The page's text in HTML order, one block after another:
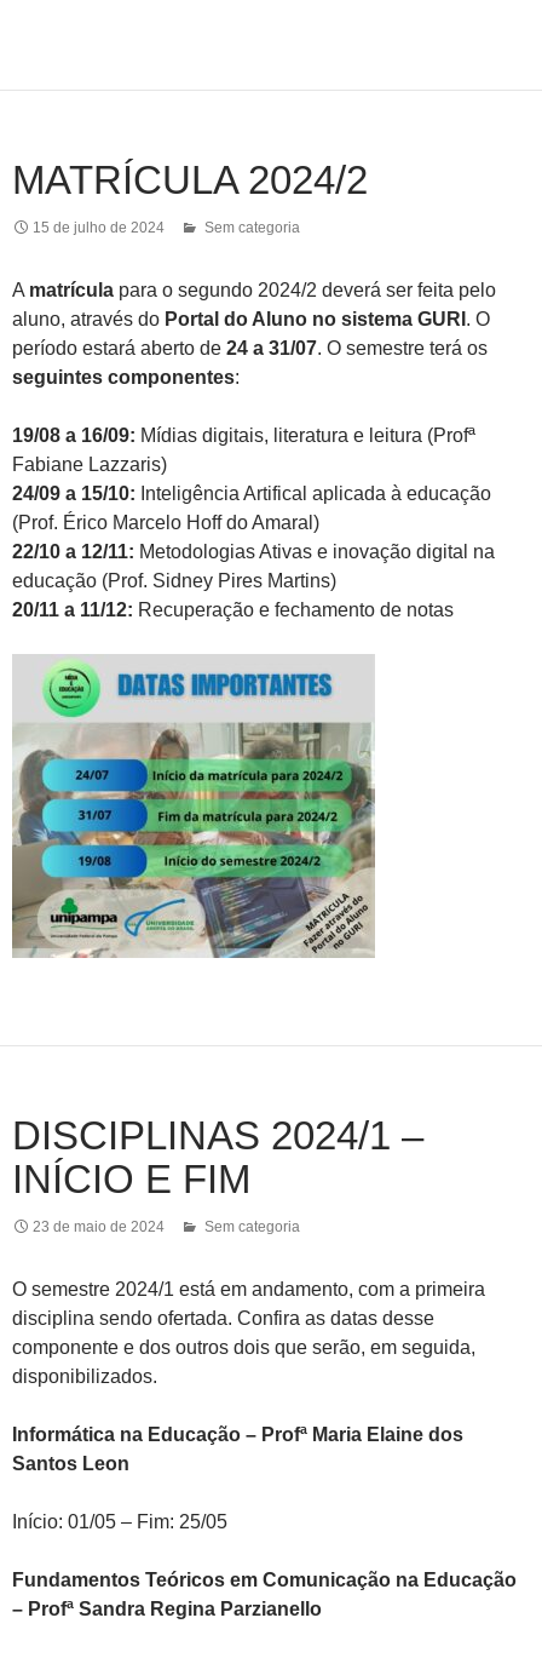
MATRÍCULA 2024/2
15 de julho de 2024 Sem categoria
A matrícula para o segundo 2024/2 deverá ser feita pelo
aluno, através do Portal do Aluno no sistema GURI . O
período estará aberto de 24 a 31/07. O semestre terá os
seguintes componentes:
19/08 a 16/09: Mídias digitais, literatura e leitura (Profª
Fabiane Lazzaris)
24/09 a 15/10: Inteligência Artifical aplicada à educação
(Prof. Érico Marcelo Hoff do Amaral)
22/10 a 12/11: Metodologias Ativas e inovação digital na
educação (Prof. Sidney Pires Martins)
20/11 a 11/12: Recuperação e fechamento de notas
DISCIPLINAS 2024/1 –
INÍCIO E FIM
23 de maio de 2024 Sem categoria
O semestre 2024/1 está em andamento, com a primeira
disciplina sendo ofertada. Confira as datas desse
componente e dos outros dois que serão, em seguida,
disponibilizados.
Informática na Educação – Profª Maria Elaine dos
Santos Leon
Início: 01/05 – Fim: 25/05
Fundamentos Teóricos em Comunicação na Educação
– Profª Sandra Regina Parzianello